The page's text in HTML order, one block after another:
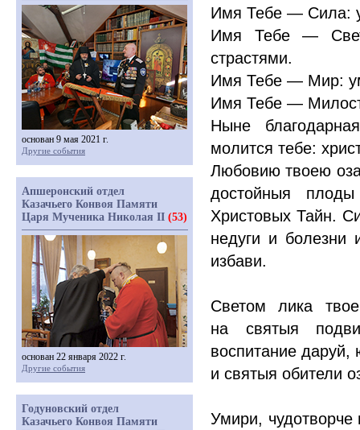
Имя Тебе — Сила:
Имя Тебе —
страстями.
Имя Тебе — Мир:
Имя Тебе —
Ныне
молится тебе:
Любовию твоею
достойныя
Христовых Тайн.
недуги и болезни
избави.
Светом лика
на святыя
воспитание даруй,
и святыя обители
Умири,
основан 9 мая 2021 г.
Другие события
Апшеронский отдел
Казачьего Конвоя Памяти
Царя Мученика Николая II (53)
основан 22 января 2022 г.
Другие события
Годуновский отдел
Казачьего Конвоя Памяти